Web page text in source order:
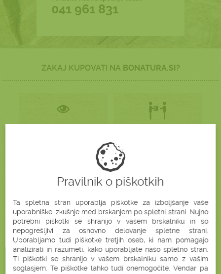
041 961 831
ZAKAJ KUPOVATI NA BONATURA.SI?
PLAČILO OB
HITRA DOSTAVA
GARANCIJA
ZADOVOLJSTVA
ENOSTAVEN
NAKUP
Pravilnik o piškotkih
Ta spletna stran uporablja piškotke za izboljšanje vaše
uporabniške izkušnje med brskanjem po spletni strani. Nujno
potrebni piškotki se shranijo v vašem brskalniku in so
nepogrešljivi za osnovno delovanje spletne strani.
Uporabljamo tudi piškotke tretjih oseb, ki nam pomagajo
analizirati in razumeti, kako uporabljate našo spletno stran.
Ti piškotki se shranijo v vašem brskalniku samo z vašim
soglasjem. Te piškotke lahko tudi onemogočite. Vendar pa